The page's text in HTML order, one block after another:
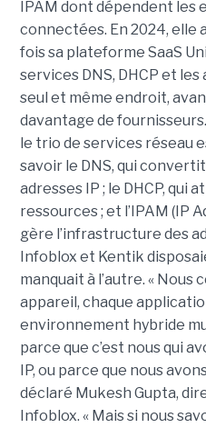
IPAM dont dépendent
connectées. En 2024, elle
fois sa plateforme SaaS
services DNS, DHCP et les
seul et même endroit,
davantage de
le trio de services réseau
savoir le DNS, qui
adresses IP ; le DHCP, qui
ressources ; et l’IPAM (IP
gère l’infrastructure des
Infoblox et Kentik
manquait à l’autre. « Nous
appareil, chaque
environnement hybride
parce que c’est nous qui
IP, ou parce que nous
déclaré Mukesh Gupta,
Infoblox. « Mais si nous